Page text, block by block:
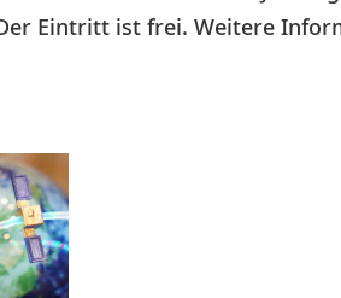
Eintritt ist frei. Weitere